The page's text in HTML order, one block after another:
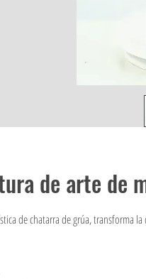
de arte de
de chatarra de grúa, transforma